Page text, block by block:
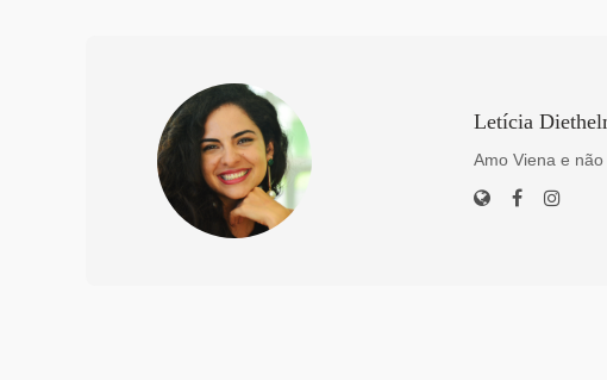
Letícia
Amo Viena e